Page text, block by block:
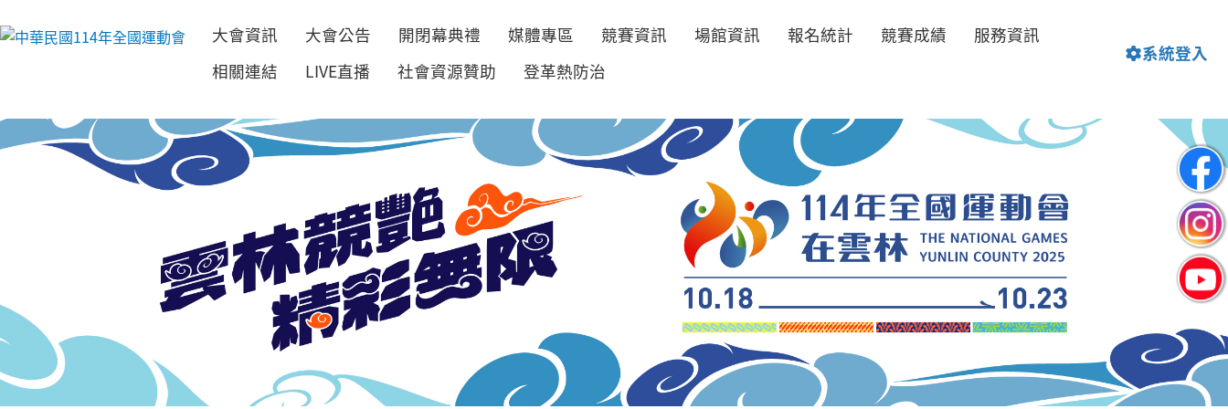
跳到主要內容
大會資訊 大會公告 開閉幕典禮 媒體專區 競賽資訊 場館資訊 報名統計 競賽成績
服務資訊
相關連結
LIVE直播 社會資源贊助 登革熱防治
系統登入